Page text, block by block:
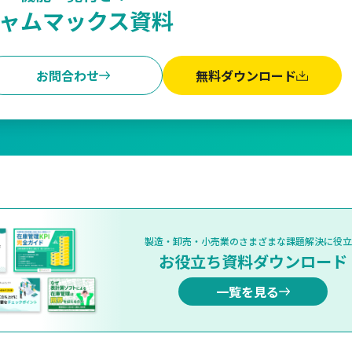
ムマックス資料
お問合わせ 無料ダウンロード
製造・卸売・小売業のさまざまな課題解決に役
お役立ち資料ダウンロード
一覧を見る